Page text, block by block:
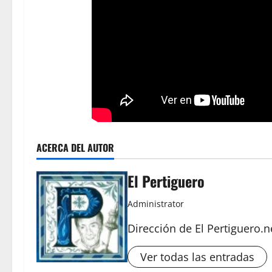
ACERCA DEL AUTOR
El Pertiguero
Administrator
Dirección de El
Ver todas las entradas